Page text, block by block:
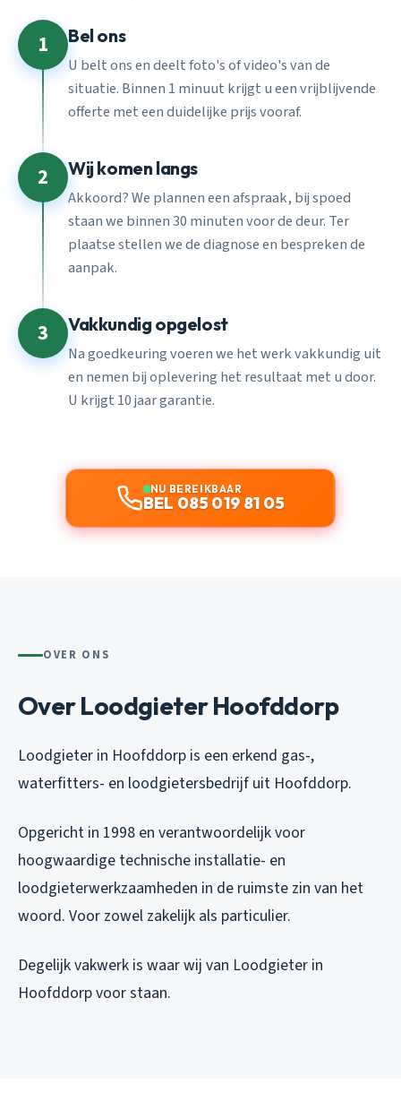
1 Bel ons
U belt ons en deelt foto's of video's van de
situatie. Binnen 1 minuut krijgt u een vrijblijvende
offerte met een duidelijke prijs vooraf.
2 Wij komen langs
Akkoord? We plannen een afspraak, bij spoed
staan we binnen 30 minuten voor de deur. Ter
plaatse stellen we de diagnose en bespreken de
aanpak.
3 Vakkundig opgelost
Na goedkeuring voeren we het werk vakkundig uit
en nemen bij oplevering het resultaat met u door.
U krijgt 10 jaar garantie.
NU BEREIKBAAR
BEL 085 019 81 05
OVER ONS
Over Loodgieter Hoofddorp
Loodgieter in Hoofddorp is een erkend gas-,
waterfitters- en loodgietersbedrijf uit Hoofddorp.
Opgericht in 1998 en verantwoordelijk voor
hoogwaardige technische installatie- en
loodgieterwerkzaamheden in de ruimste zin van het
woord. Voor zowel zakelijk als particulier.
Degelijk vakwerk is waar wij van Loodgieter in
Hoofddorp voor staan.